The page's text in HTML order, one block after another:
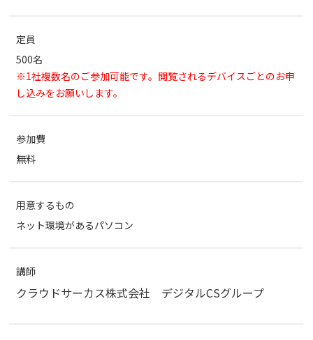
定員
500名
※1社複数名のご参加可能です。閲覧されるデバイスごとのお申
し込みをお願いします。
参加費
無料
用意するもの
ネット環境があるパソコン
講師
クラウドサーカス株式会社 デジタルCSグループ